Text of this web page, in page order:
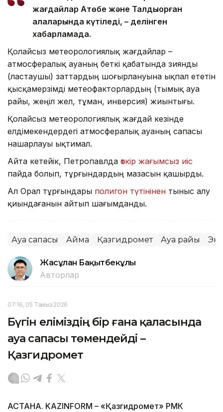
жағдайлар Ақтөбе және Талдықорған
қалаларында күтіледі, – делінген
хабарламада.
Қолайсыз метеорологиялық жағдайлар –
атмосфералық ауаның беткі қабатында зиянды
(ластаушы) заттардың шоғырлануына ықпал ететін
қысқамерзімді метеофакторлардың (тымық ауа
райы, жеңіл жел, тұман, инверсия) жиынтығы.
Қолайсыз метеорологиялық жағдай кезінде
елдімекендердегі атмосфералық ауаның сапасы
нашарлауы ықтимал.
Айта кетейік, Петропавлда өткір жағымсыз иіс
пайда болып, тұрғындардың мазасын қашырды.
Ал Орал тұрғындары полигон түтінінен тыныс алу
қиындағанын айтып шағымданды.
Ауа сапасы Аймақ Қазгидромет Ауа райы
Жасұлан Бақытбекұлы
Авторлар
07:16, 05 Тамыз 2026
Бүгін еліміздің бір ғана қаласында
ауа сапасы төмендейді –
Қазгидромет
АСТАНА. KAZINFORM – «Қазгидромет» РМК